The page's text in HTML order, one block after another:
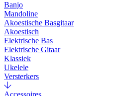
Banjo
Mandoline
Akoestische Basgitaar
Akoestisch
Elektrische Bas
Elektrische Gitaar
Klassiek
Ukelele
Versterkers